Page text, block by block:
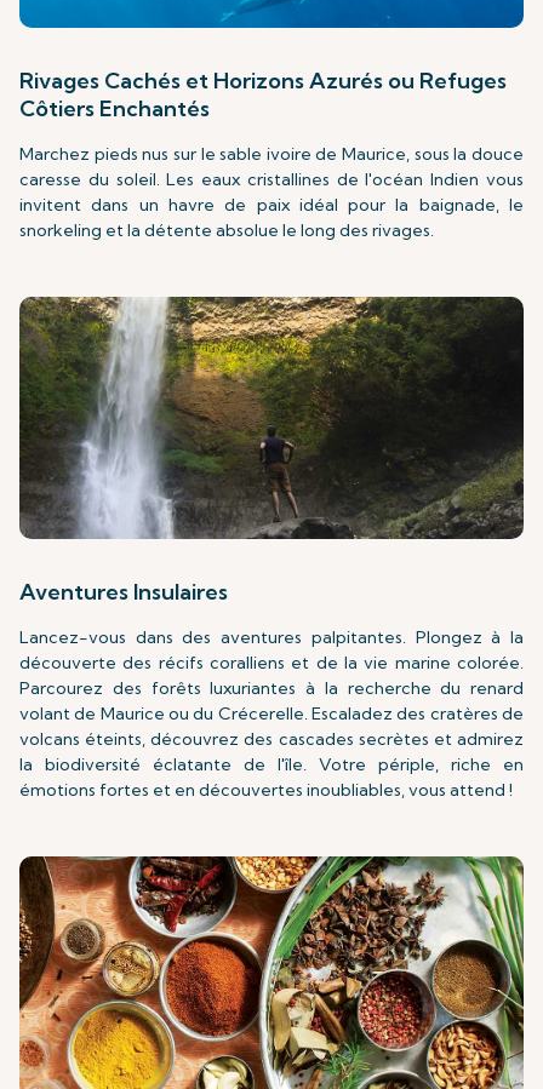
Rivages Cachés et Horizons Azurés ou Refuges
Côtiers Enchantés
Marchez pieds nus sur le sable ivoire de Maurice, sous la douce
caresse du soleil. Les eaux cristallines de l'océan Indien vous
invitent dans un havre de paix idéal pour la baignade, le
snorkeling et la détente absolue le long des rivages.
Aventures Insulaires
Lancez-vous dans des aventures palpitantes. Plongez à la
découverte des récifs coralliens et de la vie marine colorée.
Parcourez des forêts luxuriantes à la recherche du renard
volant de Maurice ou du Crécerelle. Escaladez des cratères de
volcans éteints, découvrez des cascades secrètes et admirez
la biodiversité éclatante de l'île. Votre périple, riche en
émotions fortes et en découvertes inoubliables, vous attend !